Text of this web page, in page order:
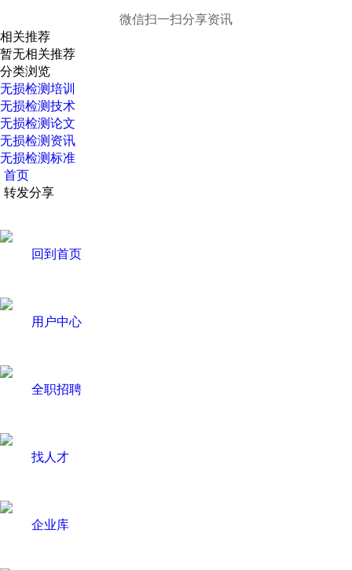
微信扫一扫分享资讯
相关推荐
暂无相关推荐
分类浏览
无损检测培训
无损检测技术
无损检测论文
无损检测资讯
无损检测标准
首页
转发分享
回到首页
用户中心
全职招聘
找人才
企业库